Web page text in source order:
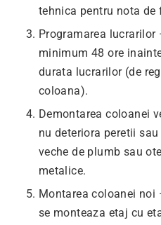
tehnica pentru nota de
Programarea
minimum 48 ore
durata lucrarilor (de
coloana).
Demontarea coloanei
nu deteriora peretii
veche de plumb sau
metalice.
Montarea coloanei noi
se monteaza etaj cu